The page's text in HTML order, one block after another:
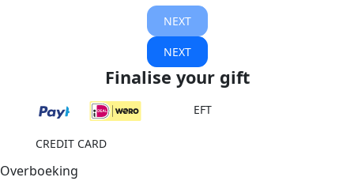
NEXT
NEXT
Finalise your gift
EFT
CREDIT CARD
Overboeking